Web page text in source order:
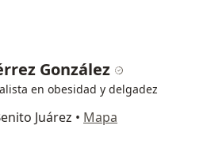
González
en obesidad y delgadez
Juárez • Mapa